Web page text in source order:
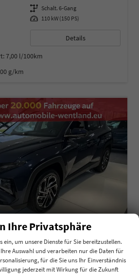
Getriebe Schalt. 6-Gang
Leistung 110 kW (150 PS)
Details
7,00 l/100km
g/km
Keyless 18" Krell SHZ
Ihre Privatsphäre
ein, um unsere Dienste für Sie bereitzustellen.
Auswahl und verarbeiten nur die Daten für
für die Sie uns Ihr Einverständnis
jederzeit mit Wirkung für die Zukunft